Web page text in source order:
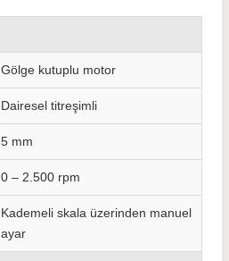
Gölge kutuplu motor
Dairesel titreşimli
5 mm
0 – 2.500 rpm
Kademeli skala üzerinden manuel
ayar